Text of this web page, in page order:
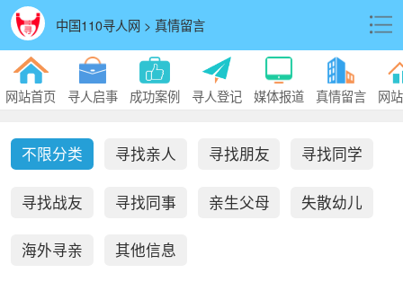
中国110寻人网 > 真情留言
网站首页 寻人启事 成功案例 寻人登记 媒体报道 真情留言 网
不限分类 寻找亲人 寻找朋友 寻找同学
寻找战友 寻找同事 亲生父母 失散幼儿
海外寻亲 其他信息